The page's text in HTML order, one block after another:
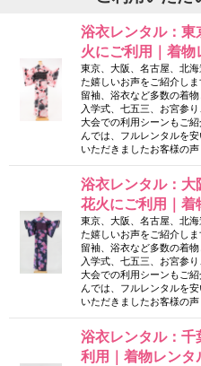
浴衣レンタル：東
火にご利用｜着物
東京、大阪、名古屋、北
た嬉しいお声をご紹介し
留袖、浴衣など多数の着
入学式、七五三、お宮参
大会での利用シーンもご
んでは、フルレンタルを
いただきましたお客様の
浴衣レンタル：大
花火にご利用｜着
東京、大阪、名古屋、北
た嬉しいお声をご紹介し
留袖、浴衣など多数の着
入学式、七五三、お宮参
大会での利用シーンもご
んでは、フルレンタルを
いただきましたお客様の
浴衣レンタル：千
利用｜着物レンタ